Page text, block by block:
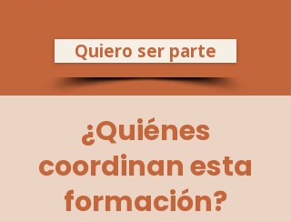
Quiero ser parte
¿Quiénes
coordinan esta
formación?